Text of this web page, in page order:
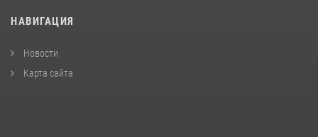
НАВИГАЦИЯ
Новости
Карта сайта